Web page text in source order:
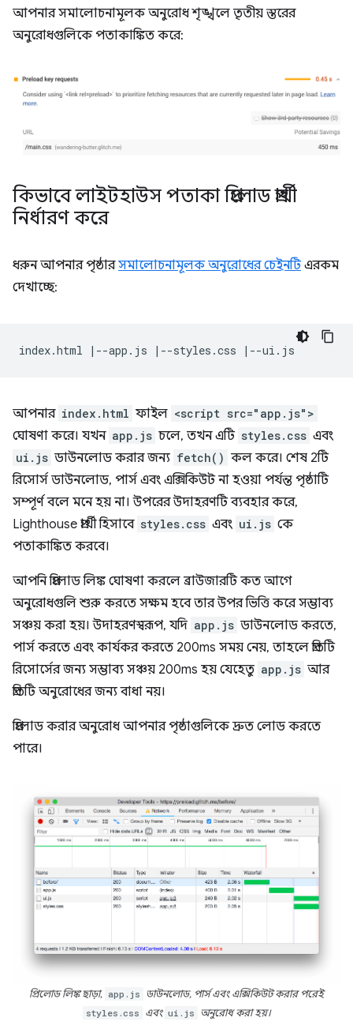
আপনার সমালোচনামূলক অনুরোধ শৃঙ্খলে তৃতীয় স্তরের
অনুরোধগুলিকে পতাকাঙ্কিত করে:
কিভাবে লাইটহাউস পতাকা প্রিলোড প্রার্থী
নির্ধারণ করে
ধরুন আপনার পৃষ্ঠারসমালোচনামূলক অনুরোধের চেইনটিএরকম
দেখাচ্ছে:
আপনার index.html ফাইল <script src="app.js">
ঘোষণা করে। যখন app.js চলে, তখন এটি styles.css এবং
ui.js ডাউনলোড করার জন্য fetch() কল করে। শেষ 2টি
রিসোর্স ডাউনলোড, পার্স এবং এক্সিকিউট না হওয়া পর্যন্ত পৃষ্ঠাটি
সম্পূর্ণ বলে মনে হয় না। উপরের উদাহরণটি ব্যবহার করে,
Lighthouse প্রার্থী হিসাবে styles.css এবং ui.js কে
পতাকাঙ্কিত করবে।
আপনি প্রিলোড লিঙ্ক ঘোষণা করলে ব্রাউজারটি কত আগে
অনুরোধগুলি শুরু করতে সক্ষম হবে তার উপর ভিত্তি করে সম্ভাব্য
সঞ্চয় করা হয়। উদাহরণস্বরূপ, যদি app.js ডাউনলোড করতে,
পার্স করতে এবং কার্যকর করতে 200ms সময় নেয়, তাহলে প্রতিটি
রিসোর্সের জন্য সম্ভাব্য সঞ্চয় 200ms হয় যেহেতু app.js আর
প্রতিটি অনুরোধের জন্য বাধা নয়।
প্রিলোড করার অনুরোধ আপনার পৃষ্ঠাগুলিকে দ্রুত লোড করতে
পারে।
প্রিলোড লিঙ্ক ছাড়া, app.js ডাউনলোড, পার্স এবং এক্সিকিউট করার পরেই
styles.css এবং ui.js অনুরোধ করা হয়।